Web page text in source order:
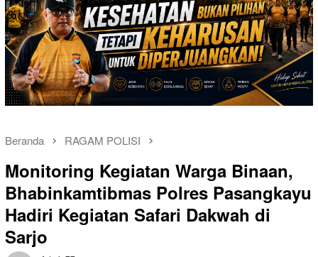
Beranda RAGAM POLISI
Monitoring Kegiatan Warga Binaan,
Bhabinkamtibmas Polres Pasangkayu
Hadiri Kegiatan Safari Dakwah di
Sarjo